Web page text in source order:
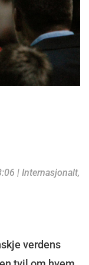
| Internasjonalt,
verdens